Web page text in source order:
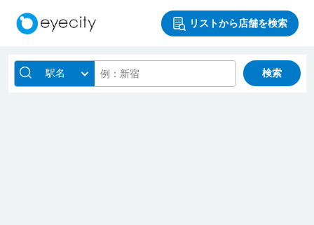
リストから店舗を検索
駅名 検索